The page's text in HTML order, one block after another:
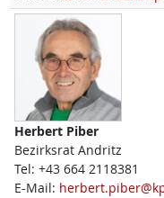
Herbert Piber
Bezirksrat Andritz
Tel: +43 664 2118381
E-Mail: